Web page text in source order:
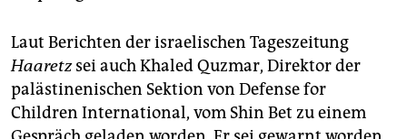
Laut Berichten der israelischen Tageszeitung
Haaretzsei auch Khaled Quzmar, Direktor der
palästinenischen Sektion von Defense for
Children International, vom Shin Bet zu einem